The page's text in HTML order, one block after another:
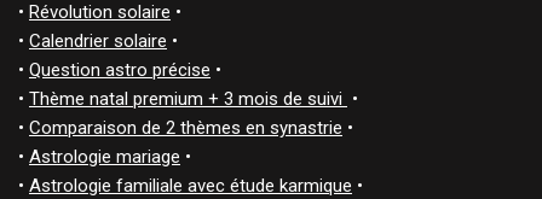
• Révolution solaire •
• Calendrier solaire •
• Question astro précise •
• Thème natal premium + 3 mois de suivi •
• Comparaison de 2 thèmes en synastrie •
• Astrologie mariage •
• Astrologie familiale avec étude karmique •